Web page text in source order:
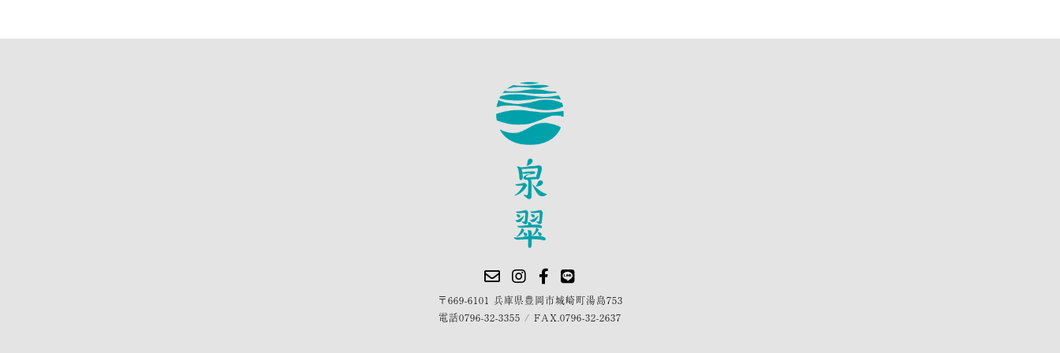
〒669-6101 兵庫県豊岡市城崎町湯島753
電話0796-32-3355 / FAX.0796-32-2637